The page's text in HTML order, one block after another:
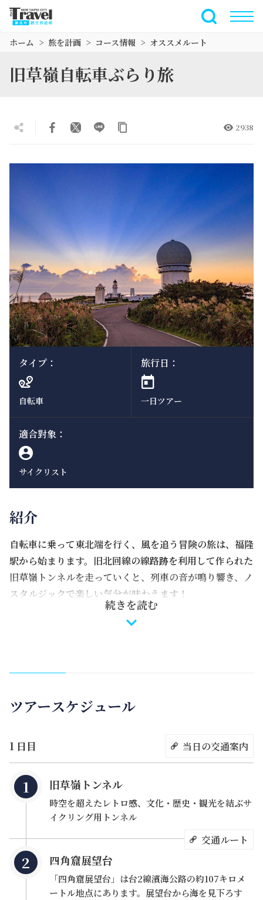
全文検索
ホーム 旅を計画 コース情報 オススメルート
旧草嶺自転車ぶらり旅
2938
タイプ：
自転車
旅行日：
一日ツアー
適合對象：
サイクリスト
紹介
自転車に乗って東北端を行く、風を追う冒険の旅は、福隆
駅から始まります。旧北回線の線路跡を利用して作られた
旧草嶺トンネルを走っていくと、列車の音が鳴り響き、ノ
スタルジックで楽しい気分が味わえます！
また、コースの途中には山と海が織り成す美しい風景が広
がっており、「台湾の眼」と呼ばれる三貂角灯台に登る
と、純白の建物と青々とした空と海が互いに照り映えるロ
マンティックな絶景を楽しむことができます。
続きを読む
ツアースケジュール
1 日目 当日の交通案内
旧草嶺トンネル
時空を超えたレトロ感、文化・歴史・観光を結ぶサ
イクリング用トンネル
交通ルート
四角窟展望台
「四角窟展望台」は台2線濱海公路の約107キロメ
ートル地点にあります。展望台から海を見下ろす